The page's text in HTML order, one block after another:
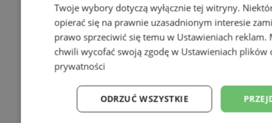
Twoje wybory dotyczą wyłącznie tej witryny.
opierać się na prawnie uzasadnionym interesie
prawo sprzeciwić się temu w Ustawieniach reklam.
chwili wycofać swoją zgodę w Ustawieniach plików
prywatności
ODRZUĆ WSZYSTKIE